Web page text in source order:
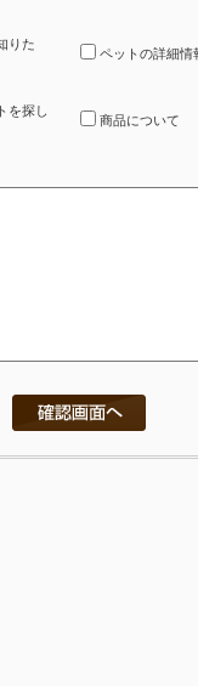
りた
ペットの詳細情
を探し
商品について